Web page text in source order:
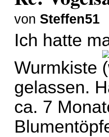
von Steffen51
Ich hatte
Wurmkiste
gelassen.
ca. 7